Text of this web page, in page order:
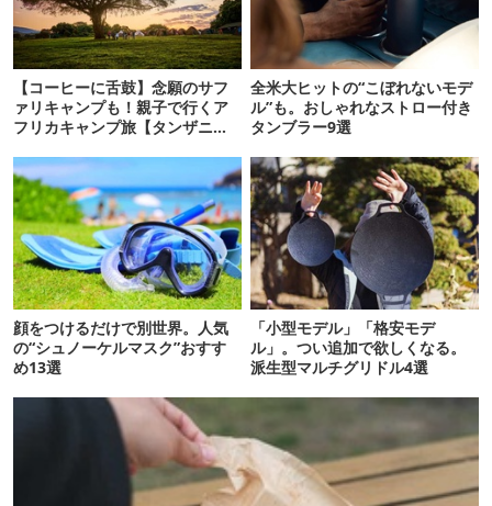
【コーヒーに舌鼓】念願のサフ
ァリキャンプも！親子で行くア
フリカキャンプ旅【タンザニ
全米大ヒットの“こぼれないモデ
ル”も。おしゃれなストロー付き
タンブラー9選
顔をつけるだけで別世界。人気
の“シュノーケルマスク”おすす
め13選
「小型モデル」「格安モデ
ル」。つい追加で欲しくなる。
派生型マルチグリドル4選